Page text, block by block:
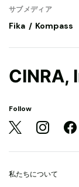
サブメディア
Fika Kompass
CINRA,
Follow
私たちについて